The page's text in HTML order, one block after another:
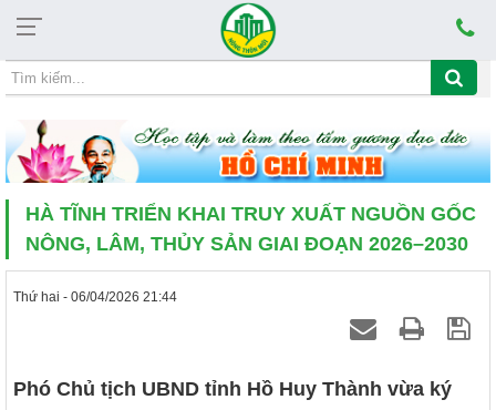
Chủ nhật, 09/08/2026, 11:54
CHỦ ĐỀ HỌC TẬP VÀ LÀM THEO
HÀ TĨNH TRIỂN KHAI TRUY XUẤT NGUỒN GỐC
NÔNG, LÂM, THỦY SẢN GIAI ĐOẠN 2026–2030
Thứ hai - 06/04/2026 21:44
Phó Chủ tịch UBND tỉnh Hồ Huy Thành vừa ký